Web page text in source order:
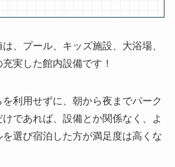
、プール、キッズ施設、大浴場、
実した館内設備です！
利用せずに、朝から夜までパーク
であれば、設備とか関係なく、よ
を選び宿泊した方が満足度は高くな